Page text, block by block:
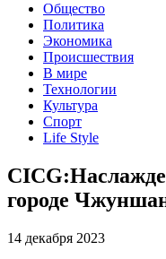
Общество
Политика
Экономика
Происшествия
В мире
Технологии
Культура
Спорт
Life Style
городе
14 декабря 2023